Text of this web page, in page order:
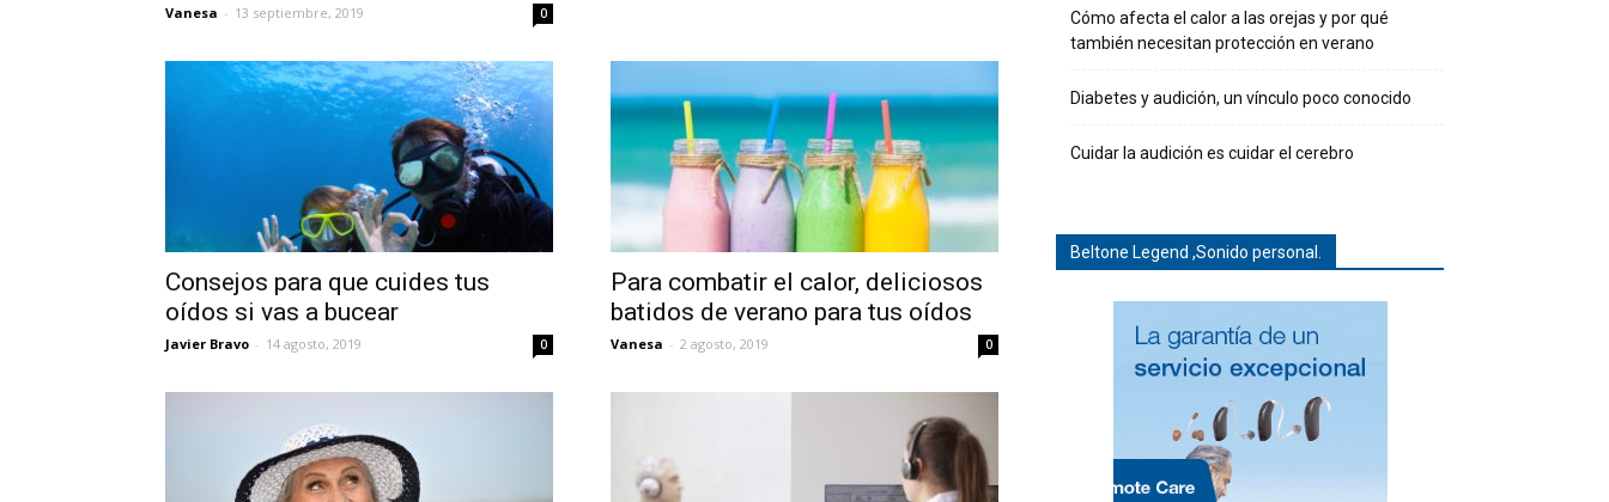
Vanesa - 13 septiembre, 2019 0
Consejos para que cuides tus
oídos si vas a bucear
Javier Bravo - 14 agosto, 2019 0
Para combatir el calor, deliciosos
batidos de verano para tus oídos
Vanesa - 2 agosto, 2019 0
Cómo afecta el calor a las orejas y por qué
también necesitan protección en verano
Diabetes y audición, un vínculo poco conocido
Cuidar la audición es cuidar el cerebro
Beltone Legend ,Sonido personal.